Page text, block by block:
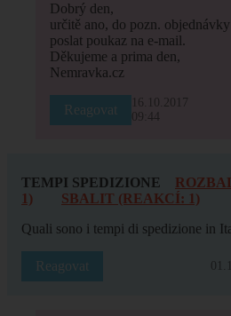
Dobrý den,
určitě ano, do pozn.
poslat poukaz na e-mail.
Děkujeme a prima den,
Nemravka.cz
Reagovat
16.10.2017
09:44
TEMPI SPEDIZIONE
1)
SBALIT (REAKCÍ: 1)
Quali sono i tempi di spedizione in
Reagovat